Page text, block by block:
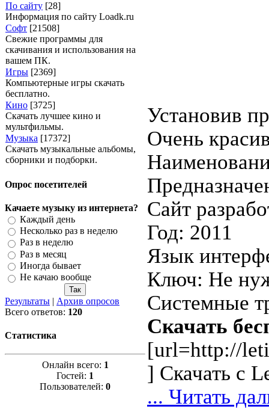
По сайту [28]
Информация по сайту Loadk.ru
Софт [21508]
Свежие программы для
скачивания и использования на
вашем ПК.
Игры [2369]
Компьютерные игры скачать
бесплатно.
Кино [3725]
Скачать лучшее кино и
мультфильмы.
Музыка [17372]
Скачать музыкальные альбомы,
сборники и подборки.
Опрос посетителей
Качаете музыку из интернета?
Каждый день
Несколько раз в неделю
Раз в неделю
Раз в месяц
Иногда бывает
Не качаю вообще
Результаты | Архив опросов
Всего ответов: 120
Статистика
Онлайн всего: 1
Гостей: 1
Пользователей: 0
Установив
Очень
Сайт
Год: 2011
Язык
Ключ: Не
Системные
Скачать
[url=http://
] Скачать с
... Читать